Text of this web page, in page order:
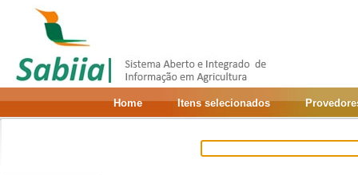
Home Itens selecionados